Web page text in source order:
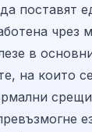
поставят
чрез
в
на които